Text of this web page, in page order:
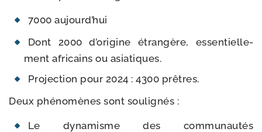
7000 aujourd’hui
Dont 2000 d’origine étran­gère, essen­tiel­le­
ment afri­cains ou asiatiques.
Projection pour 2024 : 4300 prêtres.
Deux phé­no­mènes sont soulignés :
Le dyna­misme des com­mu­nau­tés